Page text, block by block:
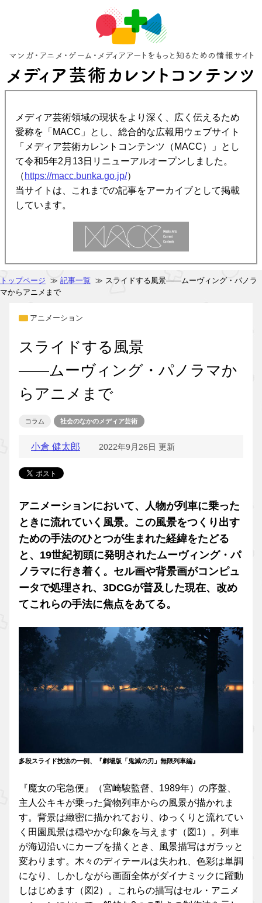
メディア芸術領域の現状をより深く、広く伝えるため
愛称を「MACC」とし、総合的な広報用ウェブサイト
「メディア芸術カレントコンテンツ（MACC）」とし
て令和5年2月13日リニューアルオープンしました。
（ https://macc.bunka.go.jp/）
当サイトは、これまでの記事をアーカイブとして掲載
しています。
トップページ ≫ 記事一覧 ≫ スライドする風景――ムーヴィング・パノラ
マからアニメまで
アニメーション
スライドする風景
――ムーヴィング・パノラマか
らアニメまで
コラム 社会のなかのメディア芸術
小倉 健太郎 2022年9月26日 更新
アニメーションにおいて、人物が列車に乗った
ときに流れていく風景。この風景をつくり出す
ための手法のひとつが生まれた経緯をたどる
と、19世紀初頭に発明されたムーヴィング・パ
ノラマに行き着く。セル画や背景画がコンピュ
ータで処理され、3DCGが普及した現在、改め
てこれらの手法に焦点をあてる。
多段スライド技法の一例、『劇場版「鬼滅の刃」無限列車編』
『魔女の宅急便』（宮崎駿監督、1989年）の序盤、
主人公キキが乗った貨物列車からの風景が描かれま
す。背景は緻密に描かれており、ゆっくりと流れてい
く田園風景は穏やかな印象を与えます（図1）。列車
が海辺沿いにカーブを描くとき、風景描写はガラッと
変わります。木々のディテールは失われ、色彩は単調
になり、しかしながら画面全体がダイナミックに躍動
しはじめます（図2）。これらの描写はセル・アニメ